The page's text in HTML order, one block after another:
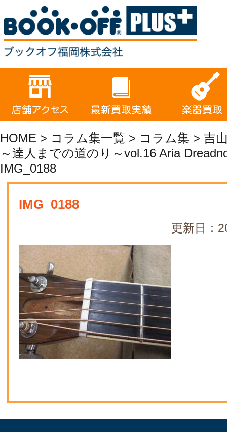
HOME > コラム集一覧 > コラム集 > 吉
～達人までの道のり～vol.16 Aria
IMG_0188
IMG_0188
更新日：